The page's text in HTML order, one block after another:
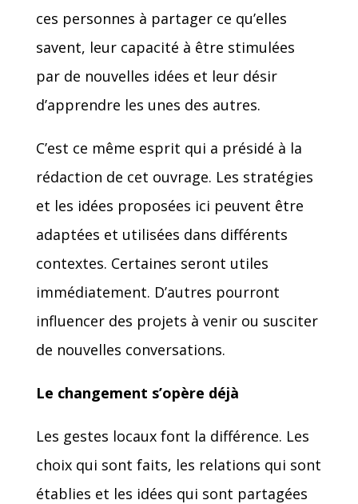
ces personnes à partager ce qu’elles
savent, leur capacité à être stimulées
par de nouvelles idées et leur désir
d’apprendre les unes des autres.
C’est ce même esprit qui a présidé à la
rédaction de cet ouvrage. Les stratégies
et les idées proposées ici peuvent être
adaptées et utilisées dans différents
contextes. Certaines seront utiles
immédiatement. D’autres pourront
influencer des projets à venir ou susciter
de nouvelles conversations.
Le changement s’opère déjà
Les gestes locaux font la différence. Les
choix qui sont faits, les relations qui sont
établies et les idées qui sont partagées